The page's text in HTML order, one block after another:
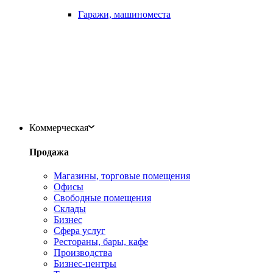
Гаражи, машиноместа
Коммерческая
Продажа
Магазины, торговые помещения
Офисы
Свободные помещения
Склады
Бизнес
Сфера услуг
Рестораны, бары, кафе
Производства
Бизнес-центры